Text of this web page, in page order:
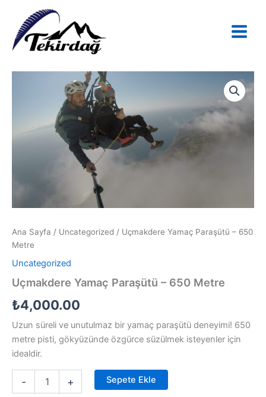
Ana Sayfa / Uncategorized / Uçmakdere Yamaç Paraşütü – 650
Metre
Uncategorized
Uçmakdere Yamaç Paraşütü – 650 Metre
₺4,000.00
Uzun süreli ve unutulmaz bir yamaç paraşütü deneyimi! 650
metre pisti, gökyüzünde özgürce süzülmek isteyenler için
idealdir.
- + Sepete Ekle